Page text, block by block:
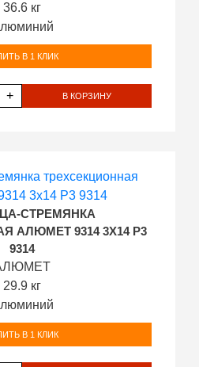
36.6 кг
В 1 КЛИК
+ В КОРЗИНУ
СТРЕМЯНКА
АЛЮМЕТ 9314 3Х14 P3
9314
29.9 кг
В 1 КЛИК